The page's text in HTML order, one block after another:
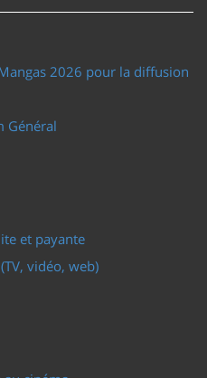
2026 pour la diffusion
Général
et payante
vidéo, web)